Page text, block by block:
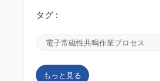
用されます。この磁場は、サ
収し、あるスピン状態から別
タグ :
電子常磁性共鳴作業プロセス
もっと見る